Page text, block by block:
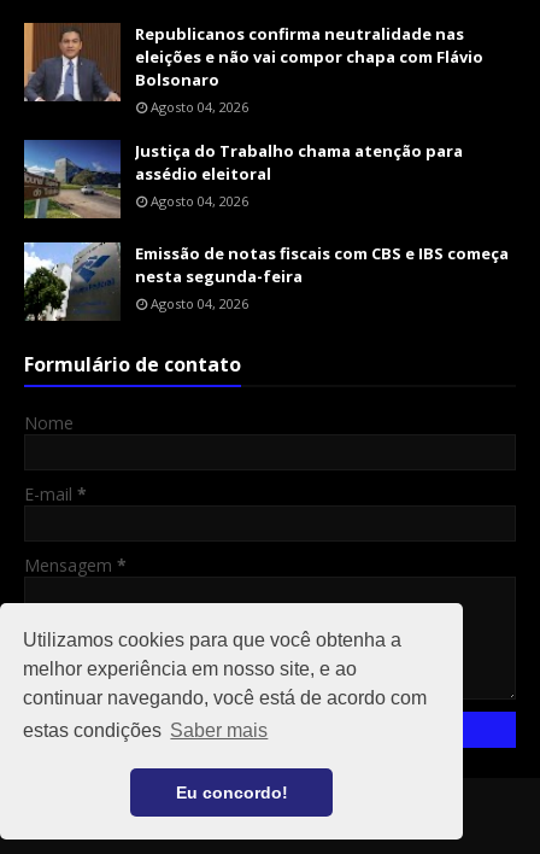
Utilizamos cookies para que você obtenha a
melhor experiência em nosso site, e ao
continuar navegando, você está de acordo com
estas condições Saber mais
Eu concordo!
Republicanos confirma neutralidade nas
eleições e não vai compor chapa com Flávio
Bolsonaro
Agosto 04, 2026
Justiça do Trabalho chama atenção para
assédio eleitoral
Agosto 04, 2026
Emissão de notas fiscais com CBS e IBS começa
nesta segunda-feira
Agosto 04, 2026
Formulário de contato
Nome
E-mail *
Mensagem *